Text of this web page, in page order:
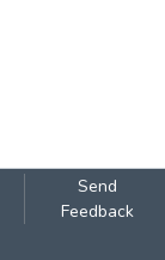
Send
Feedback